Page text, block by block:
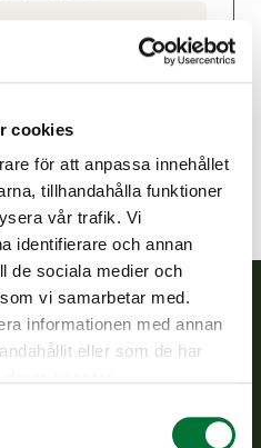
cookies
för att anpassa innehållet
tillhandahålla funktioner
vår trafik. Vi
identifierare och annan
de sociala medier och
vi samarbetar med.
informationen med annan
eller som de har
ser till att viltpolitiken
förvaltningsuppgifter